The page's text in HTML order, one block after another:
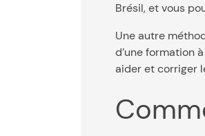
Brésil, et vous
Une autre
d’une formation
aider et corriger